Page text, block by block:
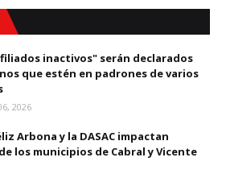
inactivos" serán declarados
que estén en padrones de varios
2026
Arbona y la DASAC impactan
los municipios de Cabral y Vicente